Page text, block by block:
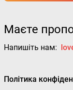
Маєте
Напишіть нам:
Політика